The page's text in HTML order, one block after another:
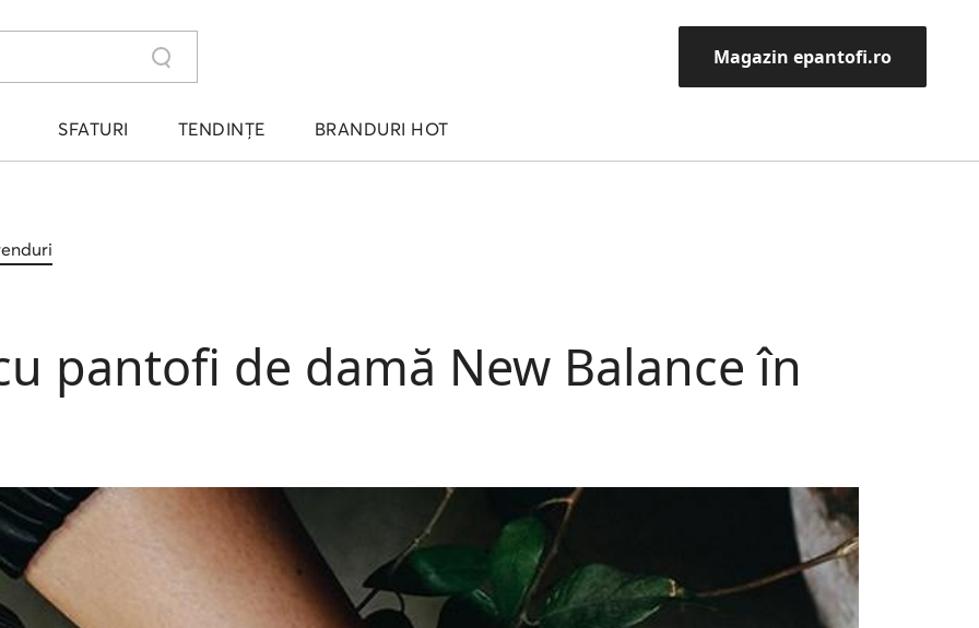
Magazin epantofi.ro
SFATURI TENDINȚE BRANDURI HOT
pantofi de damă New Balance în